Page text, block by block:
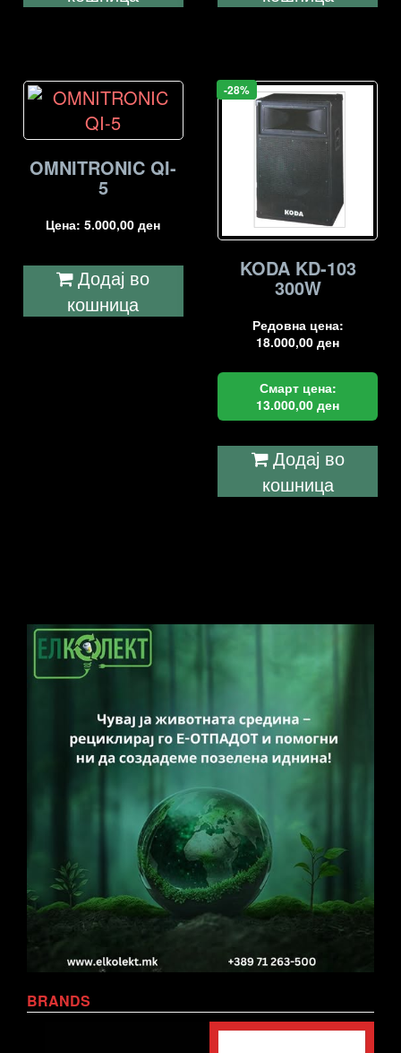
OMNITRONIC QI-
5
Цена:5.000,00ден
Додај во
кошница
-28%
KODA KD-103
300W
Редовна цена:
18.000,00ден
Смарт цена:
13.000,00ден
Додај во
кошница
BRANDS